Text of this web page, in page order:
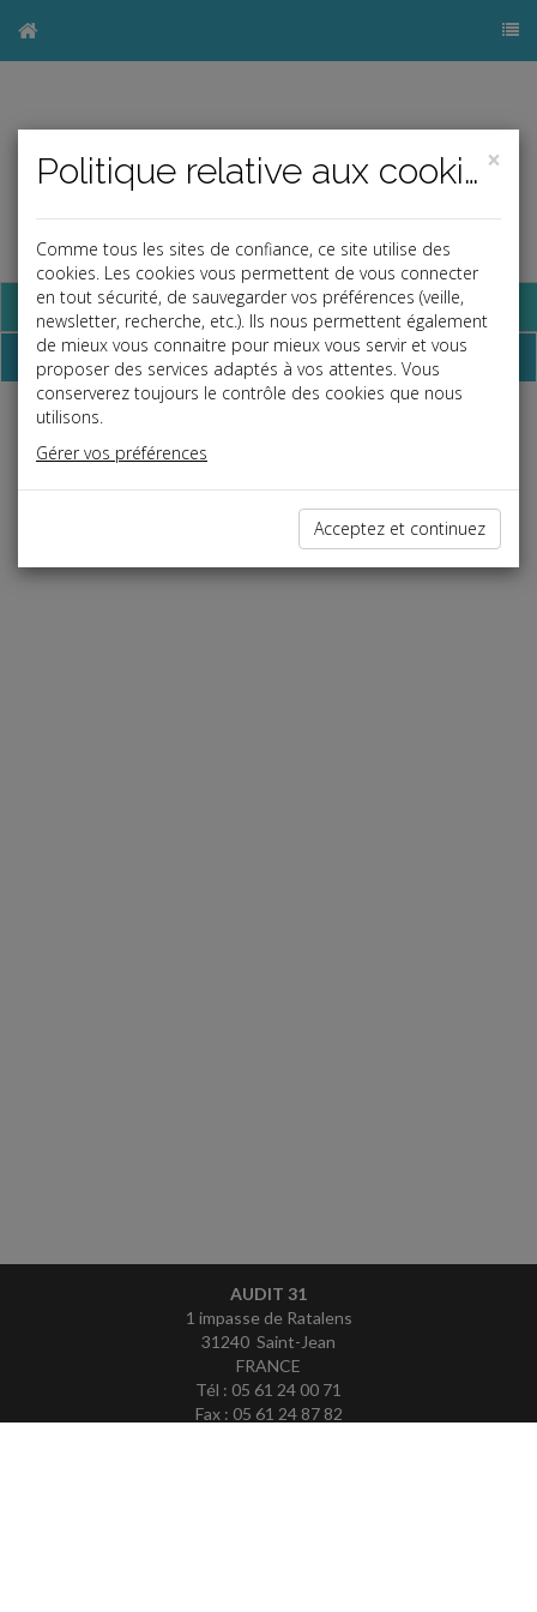
Base documentaire
Dossiers
Espace réservé
AUDIT 31
1 impasse de Ratalens
31240 Saint-Jean
FRANCE
Tél : 05 61 24 00 71
Fax : 05 61 24 87 82
×
Politique relative aux cookies
Comme tous les sites de confiance, ce site utilise des
cookies. Les cookies vous permettent de vous connecter
en tout sécurité, de sauvegarder vos préférences (veille,
newsletter, recherche, etc.). Ils nous permettent également
de mieux vous connaitre pour mieux vous servir et vous
proposer des services adaptés à vos attentes. Vous
conserverez toujours le contrôle des cookies que nous
utilisons.
Gérer vos préférences
Acceptez et continuez